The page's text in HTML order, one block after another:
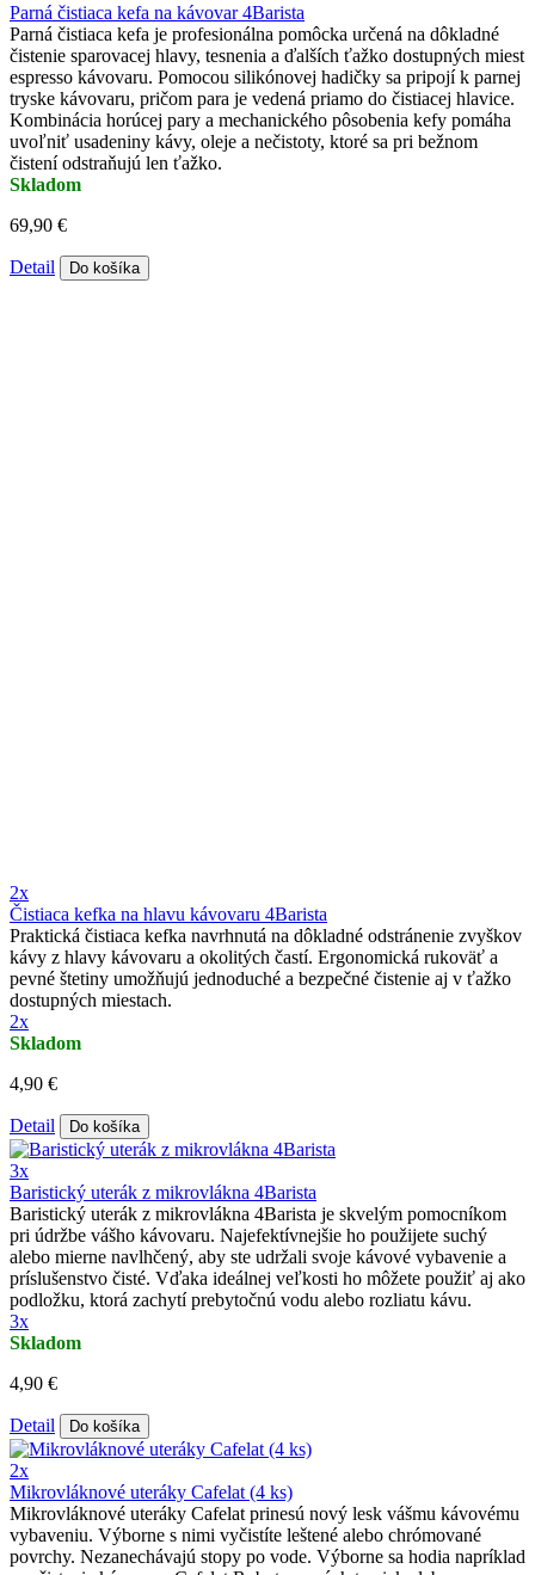
Parná čistiaca kefa na kávovar 4Barista
Parná čistiaca kefa je profesionálna pomôcka určená na dôkladné
čistenie sparovacej hlavy, tesnenia a ďalších ťažko dostupných miest
espresso kávovaru. Pomocou silikónovej hadičky sa pripojí k parnej
tryske kávovaru, pričom para je vedená priamo do čistiacej hlavice.
Kombinácia horúcej pary a mechanického pôsobenia kefy pomáha
uvoľniť usadeniny kávy, oleje a nečistoty, ktoré sa pri bežnom
čistení odstraňujú len ťažko.
Skladom
69,90 €
Detail Do košíka
2x
Čistiaca kefka na hlavu kávovaru 4Barista
Praktická čistiaca kefka navrhnutá na dôkladné odstránenie zvyškov
kávy z hlavy kávovaru a okolitých častí. Ergonomická rukoväť a
pevné štetiny umožňujú jednoduché a bezpečné čistenie aj v ťažko
dostupných miestach.
2x
Skladom
4,90 €
Detail Do košíka
3x
Baristický uterák z mikrovlákna 4Barista
Baristický uterák z mikrovlákna 4Barista je skvelým pomocníkom
pri údržbe vášho kávovaru. Najefektívnejšie ho použijete suchý
alebo mierne navlhčený, aby ste udržali svoje kávové vybavenie a
príslušenstvo čisté. Vďaka ideálnej veľkosti ho môžete použiť aj ako
podložku, ktorá zachytí prebytočnú vodu alebo rozliatu kávu.
3x
Skladom
4,90 €
Detail Do košíka
2x
Mikrovláknové uteráky Cafelat (4 ks)
Mikrovláknové uteráky Cafelat prinesú nový lesk vášmu kávovému
vybaveniu. Výborne s nimi vyčistíte leštené alebo chrómované
povrchy. Nezanechávajú stopy po vode. Výborne sa hodia napríklad